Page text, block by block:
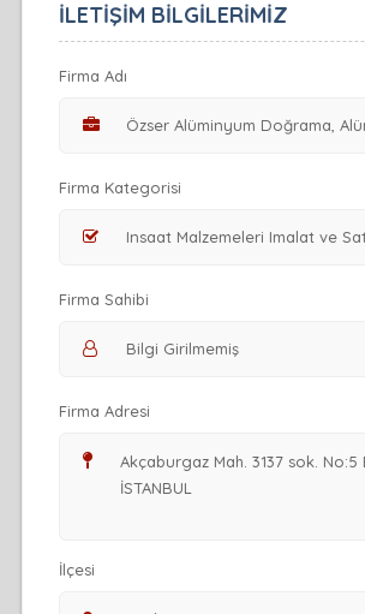
İLETİŞİM BİLGİLERİMİZ
Firma Adı
Firma Kategorisi
Firma Sahibi
Firma Adresi
İlçesi